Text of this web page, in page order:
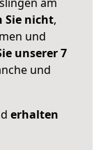
Sie nicht,
und
unserer 7
und
erhalten